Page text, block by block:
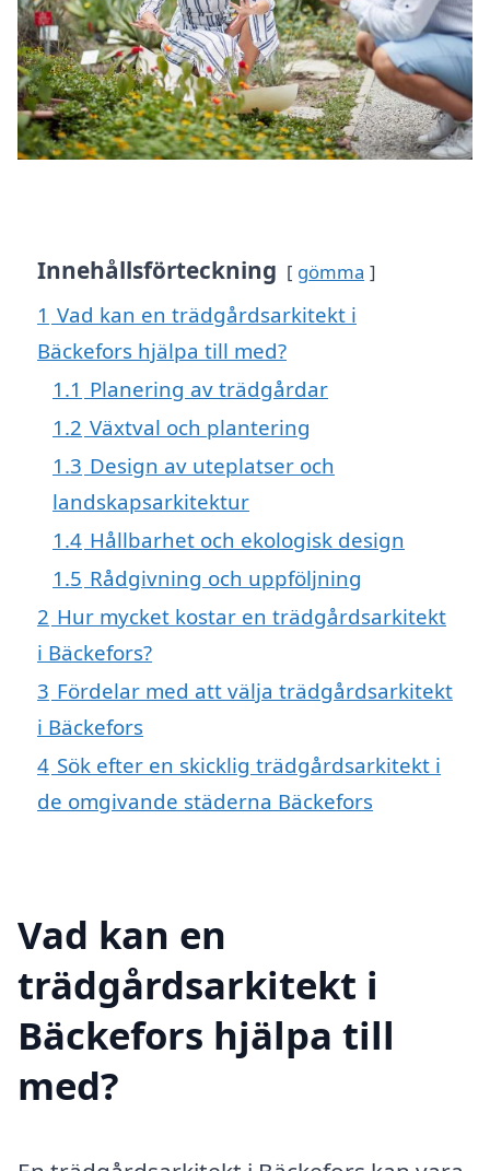
Innehållsförteckning gömma
1 Vad kan en trädgårdsarkitekt i
Bäckefors hjälpa till med?
1.1 Planering av trädgårdar
1.2 Växtval och plantering
1.3 Design av uteplatser och
landskapsarkitektur
1.4 Hållbarhet och ekologisk design
1.5 Rådgivning och uppföljning
2 Hur mycket kostar en trädgårdsarkitekt
i Bäckefors?
3 Fördelar med att välja trädgårdsarkitekt
i Bäckefors
4 Sök efter en skicklig trädgårdsarkitekt i
de omgivande städerna Bäckefors
Vad kan en
trädgårdsarkitekt i
Bäckefors hjälpa till
med?